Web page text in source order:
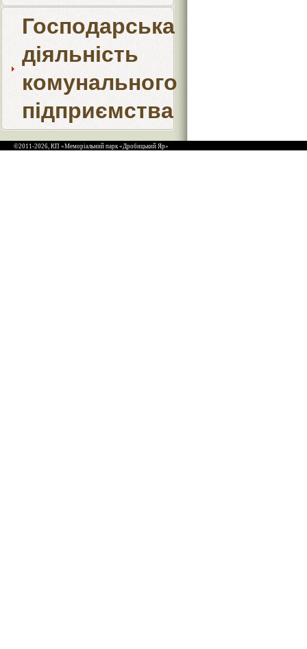
Господарська
діяльність
комунального
підприємства
©2011-2026, КП «Меморіальний парк «Дробицький Яр»